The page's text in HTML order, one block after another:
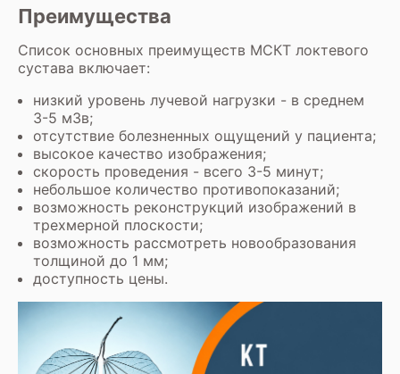
Преимущества
Список основных преимуществ МСКТ локтевого
сустава включает:
низкий уровень лучевой нагрузки - в среднем
3-5 мЗв;
отсутствие болезненных ощущений у пациента;
высокое качество изображения;
скорость проведения - всего 3-5 минут;
небольшое количество противопоказаний;
возможность реконструкций изображений в
трехмерной плоскости;
возможность рассмотреть новообразования
толщиной до 1 мм;
доступность цены.